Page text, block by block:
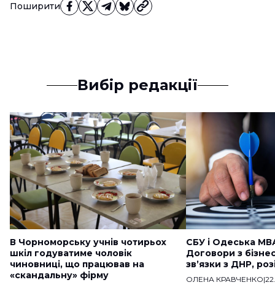
Поширити
Вибір редакції
В Чорноморську учнів чотирьох
шкіл годуватиме чоловік
чиновниці, що працював на
«скандальну» фірму
СБУ і Одеська
Договори з
звʼязки з ДНР,
ОЛЕНА КРАВЧЕНКО|